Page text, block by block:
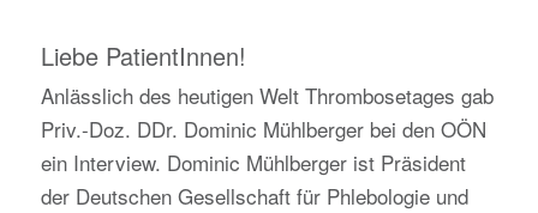
Liebe PatientInnen!
Anlässlich des heutigen Welt Thrombosetages gab
Priv.-Doz. DDr. Dominic Mühlberger bei den OÖN
ein Interview. Dominic Mühlberger ist Präsident
der Deutschen Gesellschaft für Phlebologie und